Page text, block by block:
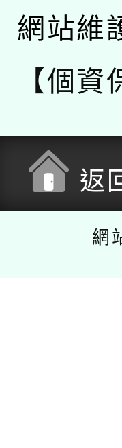
網站維
【個資
返
網